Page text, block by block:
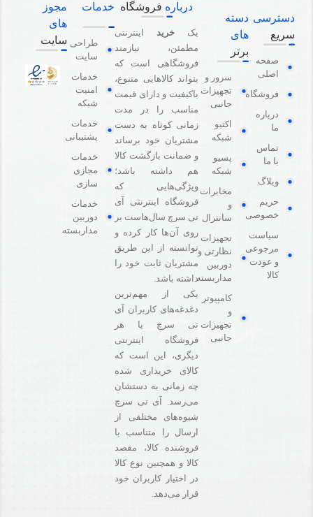
دسترسی
سریع
صفحه
اصلی
فروشگاه
درباره
ما
تماس
با ما
وبلاگ
حریم
خصوصی
سیاست
مرجوعی
و عودت
کالا
دسته
های
برتر
سرور و
تجهیزات
جانبی
اکتیو
شبکه
پسیو
شبکه
مخابرات
و
سانترال
تجهیزات
نظارتی و
دوربین
مداربسته
کامپیوتر
و
تجهیزات
جانبی
درباره فروشگاه
یک خرید اینترنتی
مطمئن، نیازمند
فروشگاهی است که
بتواند کالاهایی متنوع،
باکیفیت و دارای قیمت
مناسب را در مدت
زمانی کوتاه به دست
مشتریان خود برساند
و ضمانت بازگشت کالا
هم داشته باشد؛
ویژگی‌هایی که
فروشگاه اینترنتی آی
تی سرچ سال‌هاست بر
روی آن‌ها کار کرده و
توانسته از این طریق
مشتریان ثابت خود را
داشته باشد.
یکی از مهم‌ترین
دغدغه‌های کاربران آی
تی سرچ یا هر
فروشگاه‌ اینترنتی
دیگری، این است که
کالای خریداری شده
چه زمانی به دستشان
می‌رسد. آی تی سرچ
شیوه‌های مختلفی از
ارسال را متناسب با
فروشنده کالا،‌ مقصد
کالا و همچنین نوع کالا
در اختیار کاربران خود
قرار می‌دهد.
خدمات
طراحی
سایت
خدمات
امنیت
شبکه
خدمات
پشتیبانی
خدمات
مجازی
سازی
خدمات
دوربین
مداربسته
مجوز
های
سایت